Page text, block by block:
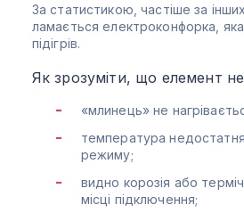
За статистикою, частіше за
ламається електроконфорка, яка
підігрів.
Як зрозуміти, що елемент
«млинець» не
температура
режиму;
видно корозія або
місці підключення;